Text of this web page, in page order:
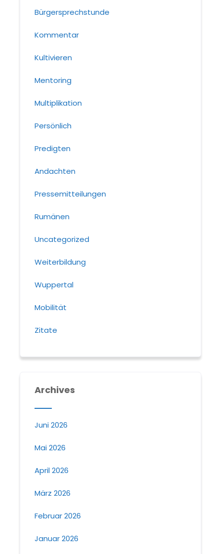
Bürgersprechstunde
Kommentar
Kultivieren
Mentoring
Multiplikation
Persönlich
Predigten
Andachten
Pressemitteilungen
Rumänen
Uncategorized
Weiterbildung
Wuppertal
Mobilität
Zitate
Archives
Juni 2026
Mai 2026
April 2026
März 2026
Februar 2026
Januar 2026